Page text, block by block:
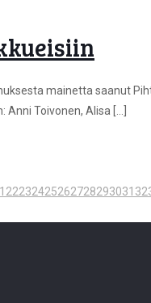
mainetta saanut
Anni Toivonen, Alisa […]
22232425262728293031 32